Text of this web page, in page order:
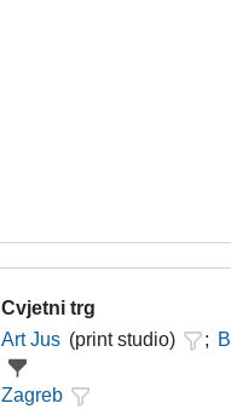
Cvjetni trg
Art Jus (print studio) ;
Zagreb